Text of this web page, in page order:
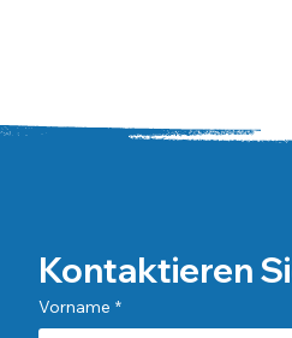
Kontaktieren
Vorname *